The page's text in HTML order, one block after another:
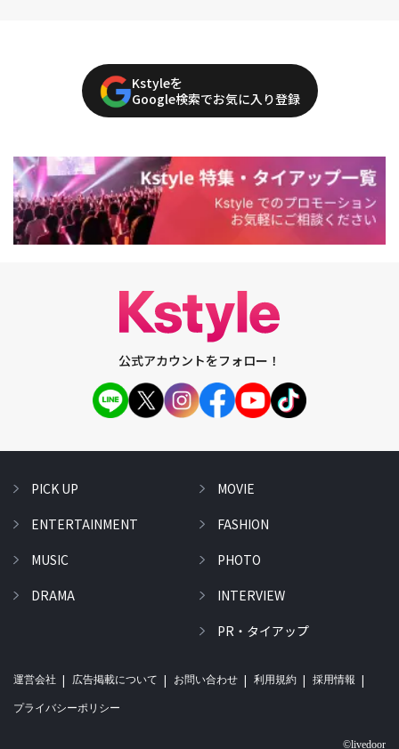
Kstyleを
Google検索でお気に入り登録
公式アカウントをフォロー！
PICK UP
ENTERTAINMENT
MUSIC
DRAMA
MOVIE
FASHION
PHOTO
INTERVIEW
PR・タイアップ
運営会社 広告掲載について お問い合わせ 利用規約 採用情報
プライバシーポリシー
©livedoor